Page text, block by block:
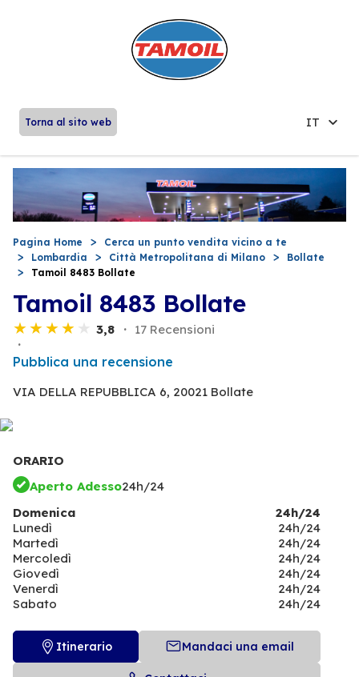
Torna al sito web IT
Pagina Home
Cerca un punto vendita vicino a te
Lombardia
Città Metropolitana di Milano
Bollate
Tamoil 8483 Bollate
Tamoil 8483 Bollate
3,8 17 Recensioni
Pubblica una recensione
VIA DELLA REPUBBLICA 6, 20021 Bollate
ORARIO
Aperto Adesso24h/24
Domenica
24h/24
Lunedì
24h/24
Martedì
24h/24
Mercoledì
24h/24
Giovedì
24h/24
Venerdì
24h/24
Sabato
24h/24
Itinerario Mandaci una email